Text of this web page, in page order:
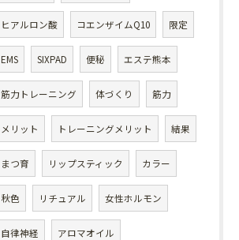
ヒアルロン酸 コエンザイムQ10 限定
EMS SIXPAD 便秘 エステ熊本
筋力トレーニング 体づくり 筋力
メリット トレーニングメリット 結果
まつ育 リップスティック カラー
秋色 リチュアル 女性ホルモン
自律神経 アロマオイル